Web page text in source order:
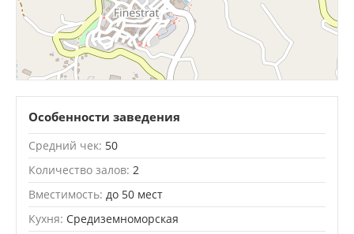
Особенности заведения
Средний чек: 50
Количество залов: 2
Вместимость: до 50 мест
Кухня: Средиземноморская